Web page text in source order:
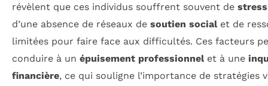
révèlent que ces individus souffrent souvent de stress
d’une absence de réseaux de soutien socialet de
limitées pour faire face aux difficultés. Ces facteurs
conduire à un épuisement professionnelet à une
financière, ce qui souligne l’importance de stratégies